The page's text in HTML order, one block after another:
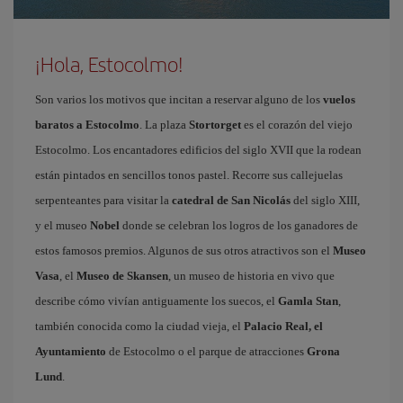
¡Hola, Estocolmo!
Son varios los motivos que incitan a reservar alguno de los vuelos
baratos a Estocolmo. La plaza Stortorget es el corazón del viejo
Estocolmo. Los encantadores edificios del siglo XVII que la rodean
están pintados en sencillos tonos pastel. Recorre sus callejuelas
serpenteantes para visitar la catedral de San Nicolás del siglo XIII,
y el museo Nobel donde se celebran los logros de los ganadores de
estos famosos premios. Algunos de sus otros atractivos son el Museo
Vasa, el Museo de Skansen, un museo de historia en vivo que
describe cómo vivían antiguamente los suecos, el Gamla Stan,
también conocida como la ciudad vieja, el Palacio Real, el
Ayuntamiento de Estocolmo o el parque de atracciones Grona
Lund.